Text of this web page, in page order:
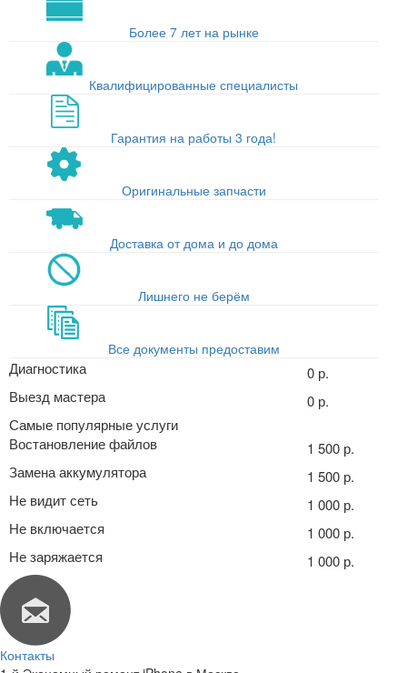
Более 7 лет на рынке
Квалифицированные специалисты
Гарантия на работы 3 года!
Оригинальные запчасти
Доставка от дома и до дома
Лишнего не берём
Все документы предоставим
Диагностика
0 р.
Выезд мастера
0 р.
Самые популярные услуги
Востановление файлов
1 500 р.
Замена аккумулятора
1 500 р.
Не видит сеть
1 000 р.
Не включается
1 000 р.
Не заряжается
1 000 р.
Контакты